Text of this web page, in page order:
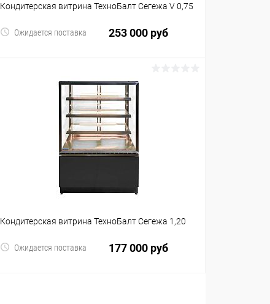
Кондитерская витрина ТехноБалт Сегежа V 0,75
Ожидается поставка 253 000 руб
В корзину
Купить в 1 клик Сравнение
Кондитерская витрина ТехноБалт Сегежа 1,20
Ожидается поставка 177 000 руб